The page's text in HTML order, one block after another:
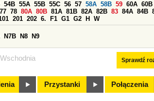
Sprawdź
54B 55A 55B 55C 56 57 58A 58B 59 60A 60B
77 78 80A 80B 81A 81B 82A 82B 83 84A 84B
201 202 6. F1 G1 G2 H W
N7B N8 N9
Przystanki Połączenia